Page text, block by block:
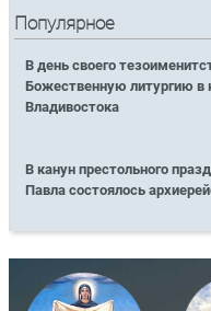
Популярное
В день своего
Божественную литургию в
Владивостока
В канун престольного
Павла состоялось